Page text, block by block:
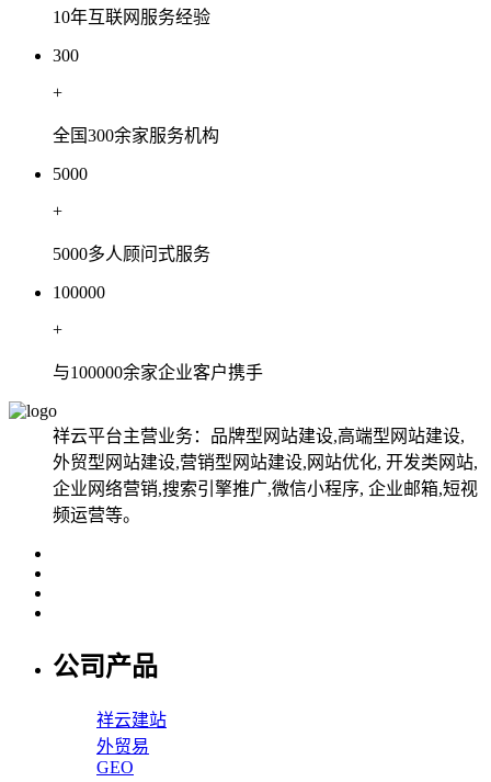
10年互联网服务经验
300
+
全国300余家服务机构
5000
+
5000多人顾问式服务
100000
+
与100000余家企业客户携手
祥云平台主营业务：品牌型网站建设,高端型网站建设,
外贸型网站建设,营销型网站建设,网站优化, 开发类网站,
企业网络营销,搜索引擎推广,微信小程序, 企业邮箱,短视
频运营等。
公司产品
祥云建站
外贸易
GEO